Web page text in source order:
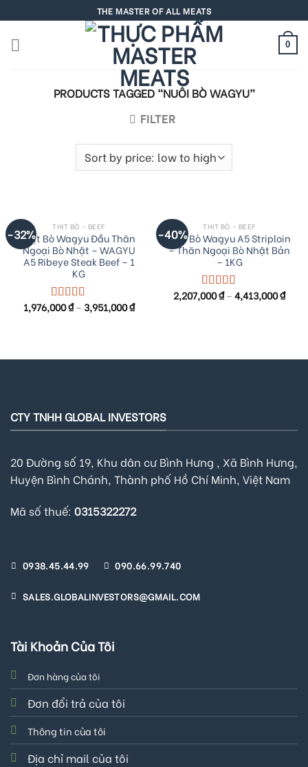
to
content
THE MASTER OF ALL MEATS
0
PRODUCTS TAGGED “NUÔI BÒ WAGYU”
FILTER
-32% THỊT BÒ - BEEF
Thịt Bò Wagyu Đầu Thăn
Ngoại Bò Nhật – WAGYU
A5 Ribeye Steak Beef – 1
KG
Rated5.00
1,976,000₫– 3,951,000₫
-40% THỊT BÒ - BEEF
Thịt Bò Wagyu A5 Striploin
– Thăn Ngoại Bò Nhật Bản
– 1KG
Rated5.00
2,207,000₫– 4,413,000₫
CTY TNHH GLOBAL INVESTORS
20 Đường số 19, Khu dân cư Bình Hưng , Xã Bình Hưng,
Huyện Bình Chánh, Thành phố Hồ Chí Minh, Việt Nam
Mã số thuế: 0315322272
0938.45.44.99 090.66.99.740
SALES.GLOBALINVESTORS@GMAIL.COM
Tài Khoản Của Tôi
Đơn hàng của tôi
Đơn đổi trả của tôi
Thông tin của tôi
Địa chỉ mail của tôi